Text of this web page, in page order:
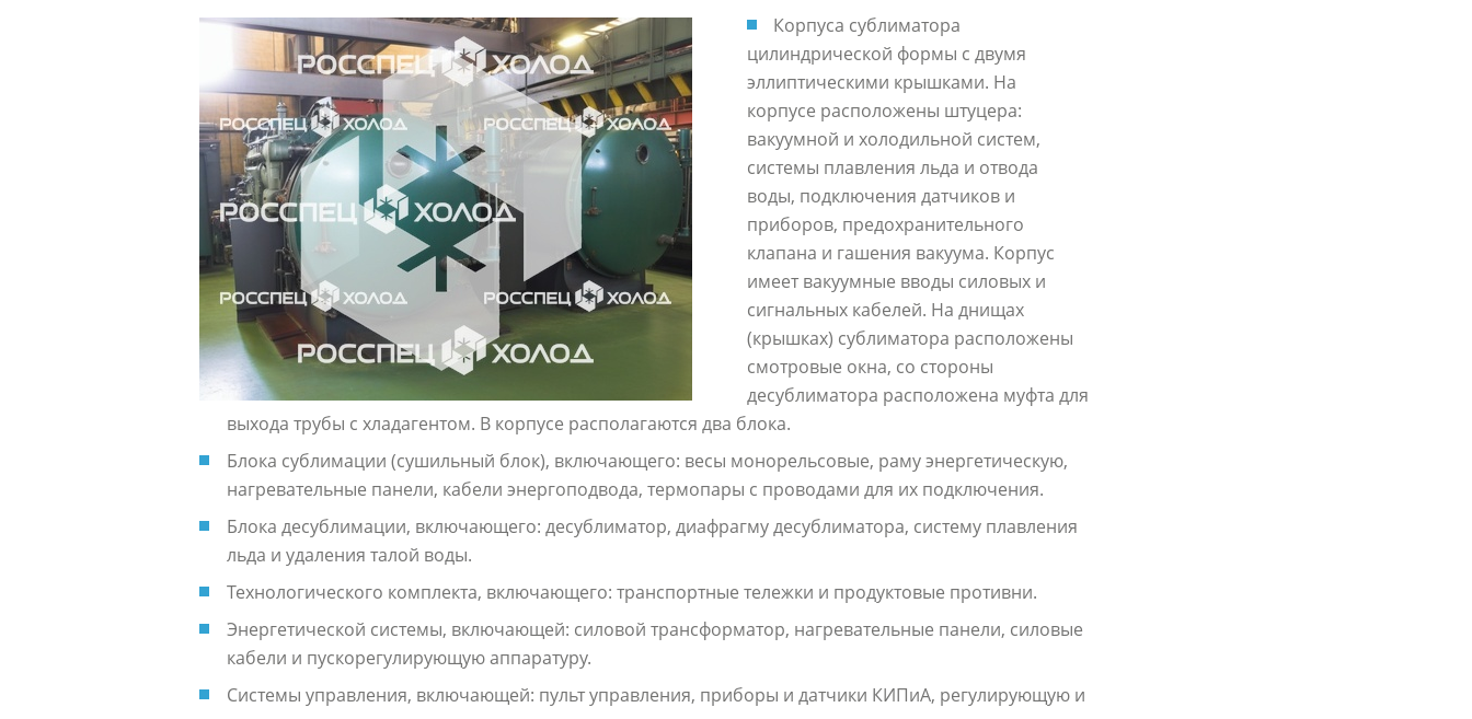
Корпуса сублиматора
цилиндрической формы с двумя
эллиптическими крышками. На
корпусе расположены штуцера:
вакуумной и холодильной систем,
системы плавления льда и отвода
воды, подключения датчиков и
приборов, предохранительного
клапана и гашения вакуума. Корпус
имеет вакуумные вводы силовых и
сигнальных кабелей. На днищах
(крышках) сублиматора расположены
смотровые окна, со стороны
десублиматора расположена муфта для
выхода трубы с хладагентом. В корпусе располагаются два блока.
Блока сублимации (сушильный блок), включающего: весы монорельсовые, раму энергетическую,
нагревательные панели, кабели энергоподвода, термопары с проводами для их подключения.
Блока десублимации, включающего: десублиматор, диафрагму десублиматора, систему плавления
льда и удаления талой воды.
Технологического комплекта, включающего: транспортные тележки и продуктовые противни.
Энергетической системы, включающей: силовой трансформатор, нагревательные панели, силовые
кабели и пускорегулирующую аппаратуру.
Системы управления, включающей: пульт управления, приборы и датчики КИПиА, регулирующую и